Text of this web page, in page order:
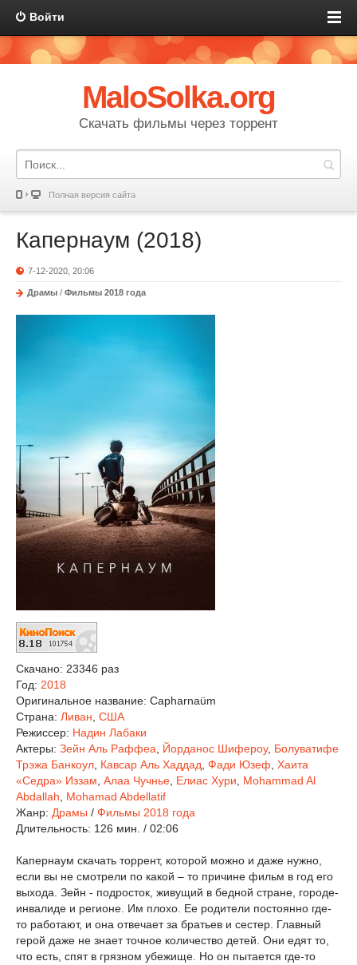
Войти
MaloSolka.org
Скачать фильмы через торрент
Полная версия сайта
Капернаум (2018)
7-12-2020, 20:06
Драмы / Фильмы 2018 года
Скачано: 23346 раз
Год: 2018
Оригинальное название: Capharnaüm
Страна: Ливан США
Режиссер: Надин Лабаки
Актеры: Зейн Аль Раффеа Йорданос Шифероу, Болуватифе
Трэжа Банкоул Кавсар Аль Хаддад Фади Юзеф Хаита
«Седра» Иззам Алаа Чучнье Елиас Хури
Mohammad Al
Abdallah
Mohamad Abdellatif
Жанр: Драмы / Фильмы 2018 года
Длительность: 126 мин. / 02:06
Капернаум скачать торрент, которой можно и даже нужно,
если вы не смотрели по какой – то причине фильм в год его
выхода. Зейн - подросток, живущий в бедной стране, городе-
инвалиде и регионе. Им плохо. Ее родители постоянно где-
то работают, и она отвечает за братьев и сестер. Главный
герой даже не знает точное количество детей. Они едят то,
что есть, спят в грязном убежище. Но он пытается где-то